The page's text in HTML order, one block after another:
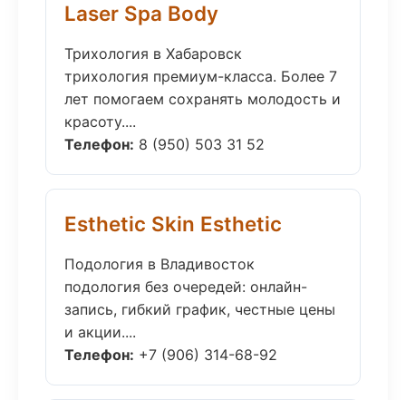
Laser Spa Body
Трихология в Хабаровск
трихология премиум-класса. Более 7
лет помогаем сохранять молодость и
красоту....
Телефон: 8 (950) 503 31 52
Esthetic Skin Esthetic
Подология в Владивосток
подология без очередей: онлайн-
запись, гибкий график, честные цены
и акции....
Телефон: +7 (906) 314-68-92